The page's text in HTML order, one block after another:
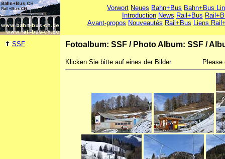
Vorwort Neues Bahn+Bus Bahn+Bus
Introduction News Rail+Bus
Avant-propos Nouveautés Rail+Bus Liens
SSF Fotoalbum: SSF / Photo Album: SSF /
Klicken Sie bitte auf eines der Bilder.